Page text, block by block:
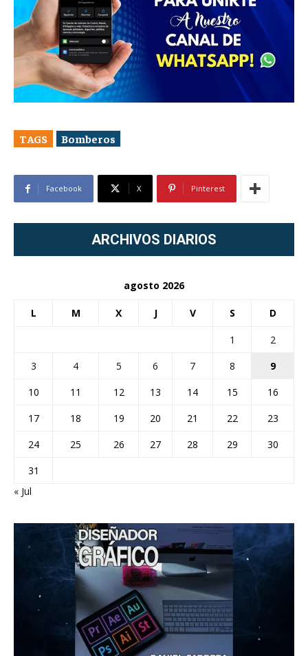
TAGS Bomberos
Facebook X Pinterest
ARCHIVOS DIARIOS
agosto 2026
L M X J V S D
1
2
3
4 5 6 7 8
9
10
11 12 13 14 15
16
17
18 19 20 21 22
23
24
25 26 27 28 29
30
31
« Jul